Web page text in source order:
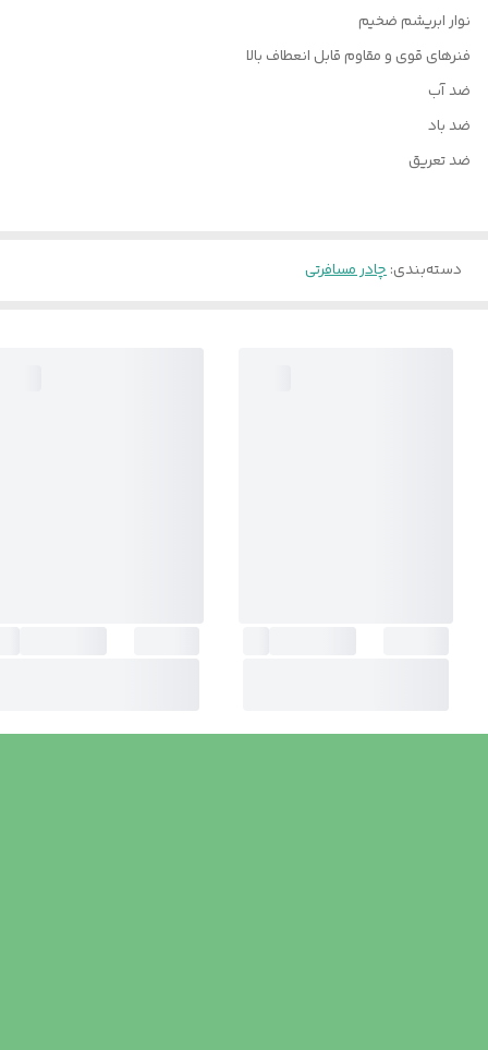
نوار ابریشم ضخیم
فنرهای قوی و مقاوم قابل انعطاف بالا
ضد آب
ضد باد
ضد تعریق
دسته‌بندی:چادر مسافرتی